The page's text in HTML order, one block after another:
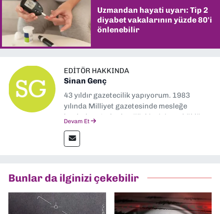
Uzmandan hayati uyarı: Tip 2
diyabet vakalarının yüzde 80'i
önlenebilir
EDITÖR HAKKINDA
Sinan Genç
43 yıldır gazetecilik yapıyorum. 1983
yılında Milliyet gazetesinde mesleğe
başladım. Ardından Türkiye’nin en köklü
muhabir, editör, müdür yardımcısı ve spor
müdürü olarak görev yaptım. Ayrıca Yeni
Gazetesi'nde editörlük yapıyorum
Devam Et
Bunlar da ilginizi çekebilir